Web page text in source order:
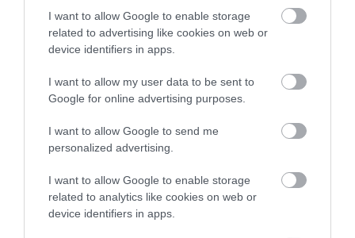
I want to allow Google to enable storage
related to advertising like cookies on web or
device identifiers in apps.
I want to allow my user data to be sent to
Google for online advertising purposes.
I want to allow Google to send me
personalized advertising.
I want to allow Google to enable storage
related to analytics like cookies on web or
device identifiers in apps.
επιχειρήσεις έχουν βιώσει πολύ δύσκολες
καταστάσεις τα τελευταία 13 χρόνια. Κανείς
αντιμετωπίσει παρόμοιες καταστάσεις, εάν
διάφορους λόγους σε νέες περιπέτειες.
Κοντολογίς και ορμώμενος από το ταξίδι του
πρωθυπουργού στην Ιαπωνία θα πρέπει